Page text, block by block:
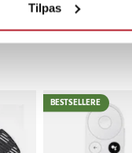
Tilpas
BESTSELLERE